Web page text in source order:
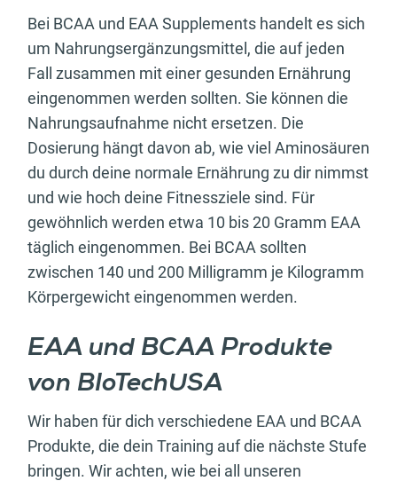
Bei BCAA und EAA Supplements handelt es sich
um Nahrungsergänzungsmittel, die auf jeden
Fall zusammen mit einer gesunden Ernährung
eingenommen werden sollten. Sie können die
Nahrungsaufnahme nicht ersetzen. Die
Dosierung hängt davon ab, wie viel Aminosäuren
du durch deine normale Ernährung zu dir nimmst
und wie hoch deine Fitnessziele sind. Für
gewöhnlich werden etwa 10 bis 20 Gramm EAA
täglich eingenommen. Bei BCAA sollten
zwischen 140 und 200 Milligramm je Kilogramm
Körpergewicht eingenommen werden.
EAA und BCAA Produkte
von BIoTechUSA
Wir haben für dich verschiedene EAA und BCAA
Produkte, die dein Training auf die nächste Stufe
bringen. Wir achten, wie bei all unseren